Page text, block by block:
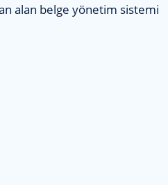
alan belge yönetim sistemi